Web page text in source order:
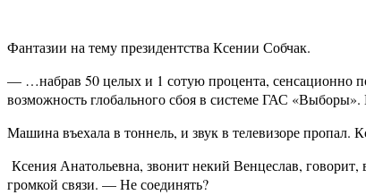
Фантазии на тему президентства Ксении Собчак.
— …набрав 50 целых и 1 сотую процента, сенсационно
возможность глобального сбоя в системе ГАС
Машина въехала в тоннель, и звук в телевизоре пропал.
Ксения Анатольевна, звонит некий Венцеслав,
громкой связи. — Не соединять?